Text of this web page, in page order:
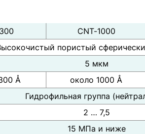
CNT-1000
пористый
5 мкм
Å около 1000 Å
Гидрофильная группа
2 … 7,5
15 МПа и ниже